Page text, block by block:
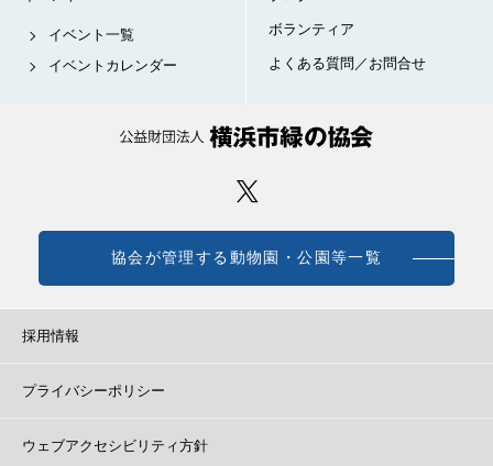
イベント一覧
イベントカレンダー
ボランティア
よくある質問／お問合せ
協会が管理する動物園・公園等一覧
採用情報
プライバシーポリシー
ウェブアクセシビリティ方針